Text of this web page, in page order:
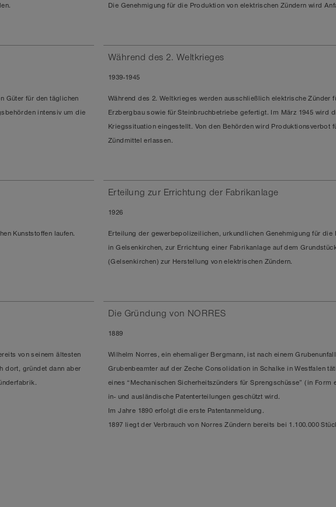
Die Genehmigung für die Produktion von elektrischen Zündern wird
Güter für den täglichen
intensiv um die
Während des 2. Weltkrieges
1939-1945
Während des 2. Weltkrieges werden ausschließlich elektrische Zünder
Erzbergbau sowie für Steinbruchbetriebe gefertigt. Im März 1945 wird
Kriegssituation eingestellt. Von den Behörden wird Produktionsverbot
Zündmittel erlassen.
Kunststoffen laufen.
Erteilung zur Errichtung der Fabrikanlage
1926
Erteilung der gewerbepolizeilichen, urkundlichen Genehmigung für die
in Gelsenkirchen, zur Errichtung einer Fabrikanlage auf dem
(Gelsenkirchen) zur Herstellung von elektrischen Zündern.
von seinem ältesten
dort, gründet dann aber
.
Die Gründung von NORRES
1889
Wilhelm Norres , ein ehemaliger Bergmann, ist nach einem
Grubenbeamter auf der Zeche Consolidation in Schalke in Westfalen
eines “Mechanischen Sicherheitszünders für Sprengschüsse” (in
in- und ausländische Patenterteilungen geschützt wird.
Im Jahre 1890 erfolgt dieerste Patentanmeldung .
1897 liegt der Verbrauch von Norres Zündern bereits bei 1.100.000